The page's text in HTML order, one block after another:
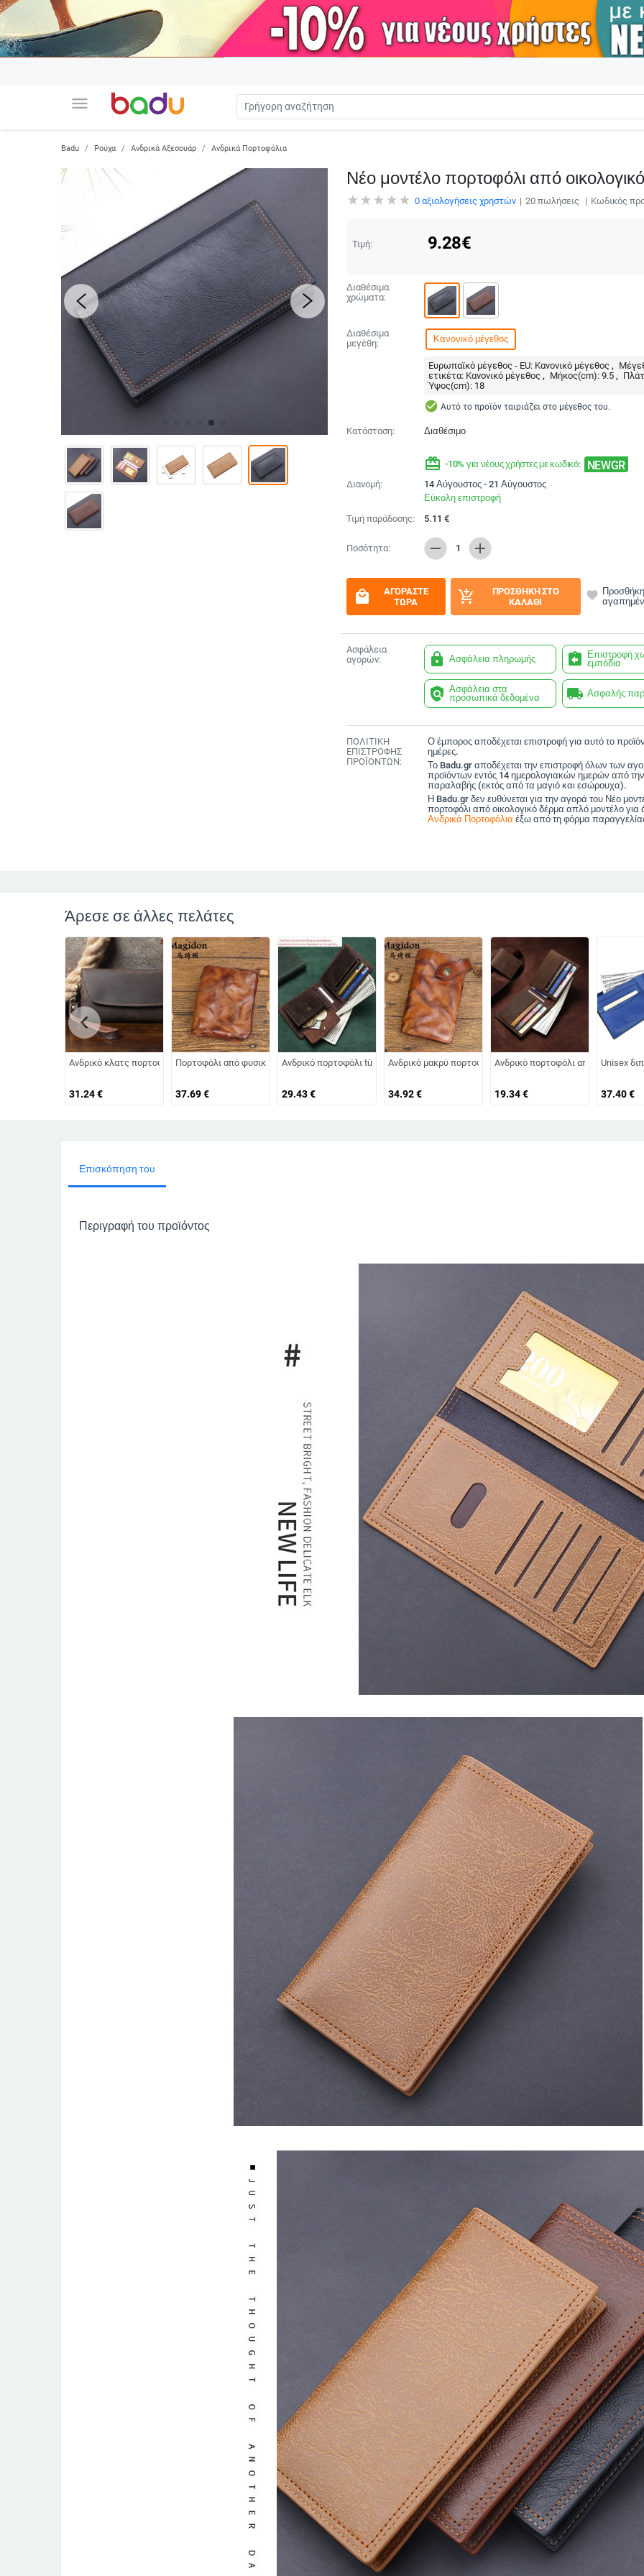
menu
Badu Ρούχα Ανδρικά Αξεσουάρ Ανδρικά Πορτοφόλια
Νέο μοντέλο πορτοφόλι από
0αξιολογήσεις χρηστών 20πωλήσεις Κωδικός
Τιμή: 9.28€
Διαθέσιμα
χρώματα:
Διαθέσιμα
μεγέθη:
Κανονικό μέγεθος
Ευρωπαϊκό μέγεθος - EU: Κανονικό μέγεθος
ετικέτα: Κανονικό μέγεθος Μήκος(cm): 9.5
Ύψος(cm): 18
check_circle Αυτό το προϊόν ταιριάζει στο μέγεθος του.
Κατάσταση: Διαθέσιμο
redeem -10% για νέους χρήστες με κωδικό: NEWGR
Διανομή:
14 Αύγουστος - 21 Αύγουστος
Εύκολη επιστροφή
Τιμή παράδοσης:
5.11 €
Ποσότητα: remove 1 add
local_mall
ΑΓΟΡΆΣΤΕ
ΤΏΡΑ
add_shopping_cart
ΠΡΟΣΘΉΚΗ ΣΤΟ
ΚΑΛΆΘΙ
favorite
Ασφάλεια
αγορών:
lock Ασφάλεια πληρωμής assignment_return Επιστροφή
εμπόδια
policy Ασφάλεια στα
προσωπικά δεδομένα
local_shipping Ασφαλής
ΠΟΛΙΤΙΚΗ
ΕΠΙΣΤΡΟΦΗΣ
ΠΡΟΪΟΝΤΩΝ:
Ο έμπορος αποδέχεται επιστροφή για αυτό το
ημέρες.
Το Badu.gr αποδέχεται την επιστροφή όλων των
προϊόντων εντός 14 ημερολογιακών ημερών από
παραλαβής (εκτός από τα μαγιό και εσώρουχα).
Η Badu.gr δεν ευθύνεται για την αγορά του Νέο
πορτοφόλι από οικολογικό δέρμα απλό μοντέλο για
Ανδρικά Πορτοφόλια έξω από τη φόρμα
Άρεσε σε άλλες πελάτες
Ανδρικό κλατς πορτοφόλι από γνήσιο δέρμα Crazy Horse, χειροποίητο, με μεγάλη χωρητικότητα για κινητό, ρετρό στυλ
31.24€
Πορτοφόλι από φυσικό δέρμα με φυτική επεξεργασία, κάθετης σχεδίασης, ρετρό στυλ, με θήκη για
37.69€
Ανδρικό πορτοφόλι từ γνήσιο δέρμα, ανώτερο στρώμα βοδινού δέρματος, 1-πτυχή,
29.43€
Ανδρικό μακρύ πορτοφόλι — χειροποίητο, δερμάτινο με
34.92€
Ανδρικό πορτοφόλι από γνήσιο
19.34€
Unisex
37.40€
chevron_left
Επισκόπηση του
Περιγραφή του προϊόντος